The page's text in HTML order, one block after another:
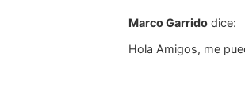
Marco Garrido dice:
Hola Amigos, me